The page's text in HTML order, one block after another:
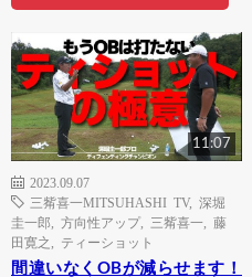
11:07
2023.09.07
三觜喜一MITSUHASHI TV, 深堀
圭一郎
方向性アップ 三觜喜一
藤
田寛之
ティーショット
間違いなくOBが減らせます！